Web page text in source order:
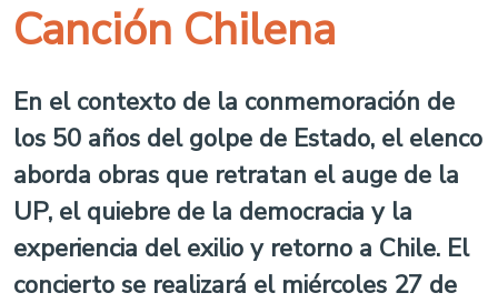
Canción Chilena
En el contexto de la conmemoración de
los 50 años del golpe de Estado, el elenco
aborda obras que retratan el auge de la
UP, el quiebre de la democracia y la
experiencia del exilio y retorno a Chile. El
concierto se realizará el miércoles 27 de